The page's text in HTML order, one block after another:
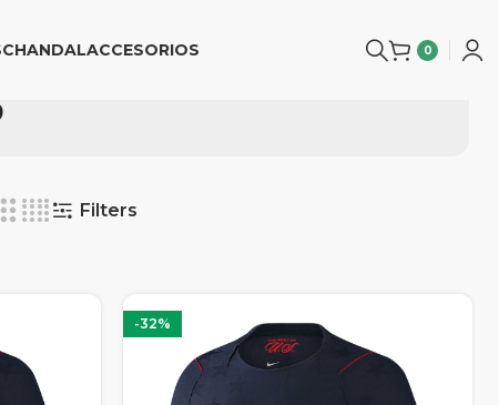
CHANDALACCESORIOS 0
Filters
-32%